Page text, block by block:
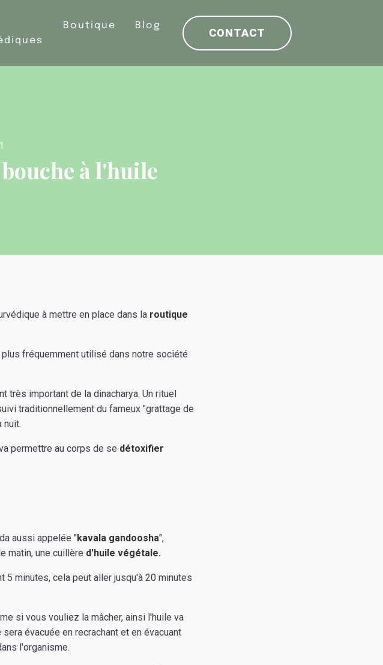
Boutique Blog
CONTACT
à l'huile
à mettre en place dans la routique
plus fréquemment utilisé dans notre société
très important de la dinacharya. Un rituel
traditionnellement du fameux "grattage de
nuit.
permettre au corps de se détoxifier
aussi appelée "kavala gandoosha",
matin, une cuillère d'huile végétale.
minutes, cela peut aller jusqu'à 20 minutes
si vous vouliez la mâcher, ainsi l'huile va
évacuée en recrachant et en évacuant
l'organisme.